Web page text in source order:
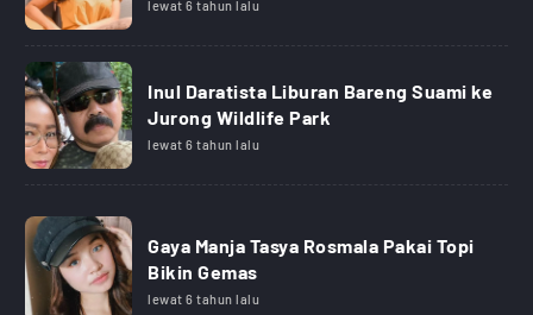
lewat 6 tahun lalu
Inul Daratista Liburan Bareng Suami ke
Jurong Wildlife Park
lewat 6 tahun lalu
Gaya Manja Tasya Rosmala Pakai Topi
Bikin Gemas
lewat 6 tahun lalu